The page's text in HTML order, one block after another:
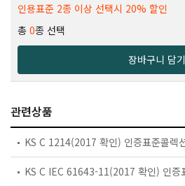
인용표준 2종 이상 선택시 20% 할인
총 0종 선택
장바구니 담기
관련상품